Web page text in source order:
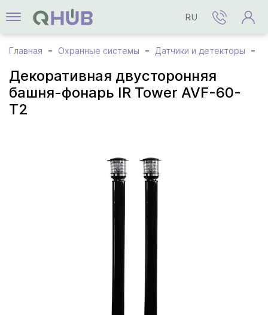
RU
Главная Охранные системы Датчики и детекторы
Декоративная двусторонняя
башня-фонарь IR Tower AVF-60-
T2